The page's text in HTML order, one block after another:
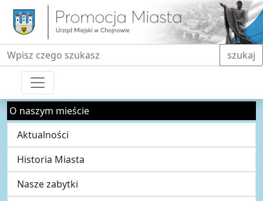
Fraza do wyszukiwania szukaj
O naszym mieście
Aktualności
Historia Miasta
Nasze zabytki